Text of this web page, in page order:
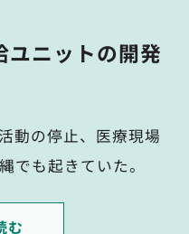
ユニットの開発
動の停止、医療現場
も起きていた。
む